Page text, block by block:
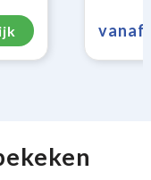
vanaf